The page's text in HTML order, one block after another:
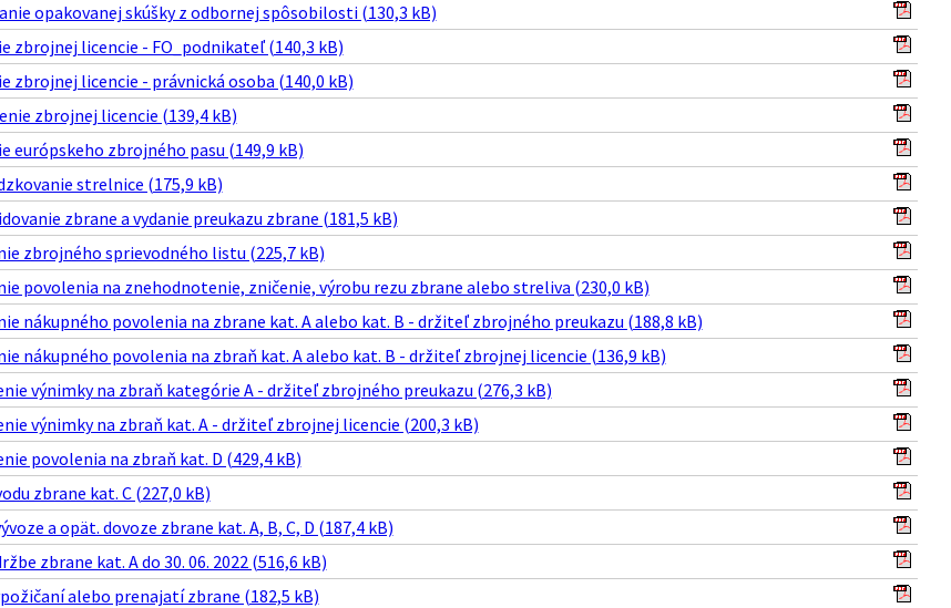
opakovanej skúšky z odbornej spôsobilosti (130,3 kB)
zbrojnej licencie - FO_podnikateľ (140,3 kB)
zbrojnej licencie - právnická osoba (140,0 kB)
zbrojnej licencie (139,4 kB)
európskeho zbrojného pasu (149,9 kB)
strelnice (175,9 kB)
zbrane a vydanie preukazu zbrane (181,5 kB)
zbrojného sprievodného listu (225,7 kB)
povolenia na znehodnotenie, zničenie, výrobu rezu zbrane alebo streliva (230,0 kB)
nákupného povolenia na zbrane kat. A alebo kat. B - držiteľ zbrojného preukazu (188,8 kB)
nákupného povolenia na zbraň kat. A alebo kat. B - držiteľ zbrojnej licencie (136,9 kB)
výnimky na zbraň kategórie A - držiteľ zbrojného preukazu (276,3 kB)
výnimky na zbraň kat. A - držiteľ zbrojnej licencie (200,3 kB)
povolenia na zbraň kat. D (429,4 kB)
zbrane kat. C (227,0 kB)
a opät. dovoze zbrane kat. A, B, C, D (187,4 kB)
zbrane kat. A do 30. 06. 2022 (516,6 kB)
alebo prenajatí zbrane (182,5 kB)